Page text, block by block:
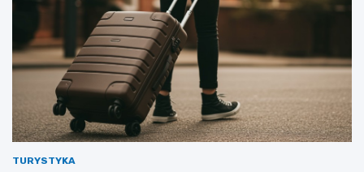
TURYSTYKA